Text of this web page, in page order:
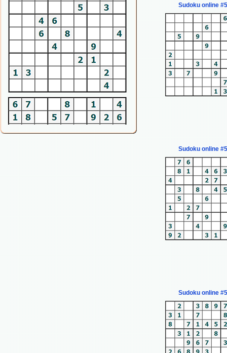
Sudoku online
Sudoku online
Sudoku online